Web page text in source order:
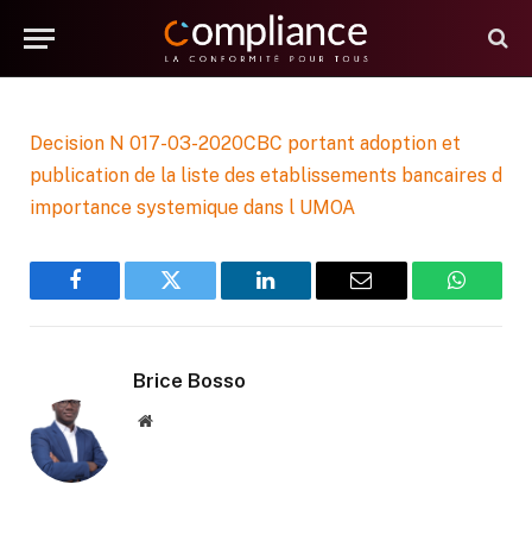
AUCUN COMMENTAIRE 1 MIN DE LECTURE
Decision N 017-03-2020CBC portant adoption et
publication de la liste des etablissements bancaires d
importance systemique dans l UMOA
Facebook Twitter LinkedIn
E-
Brice Bosso
Site